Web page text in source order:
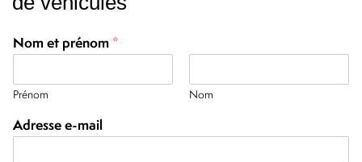
Nom et prénom *
Prénom Nom
Adresse e-mail